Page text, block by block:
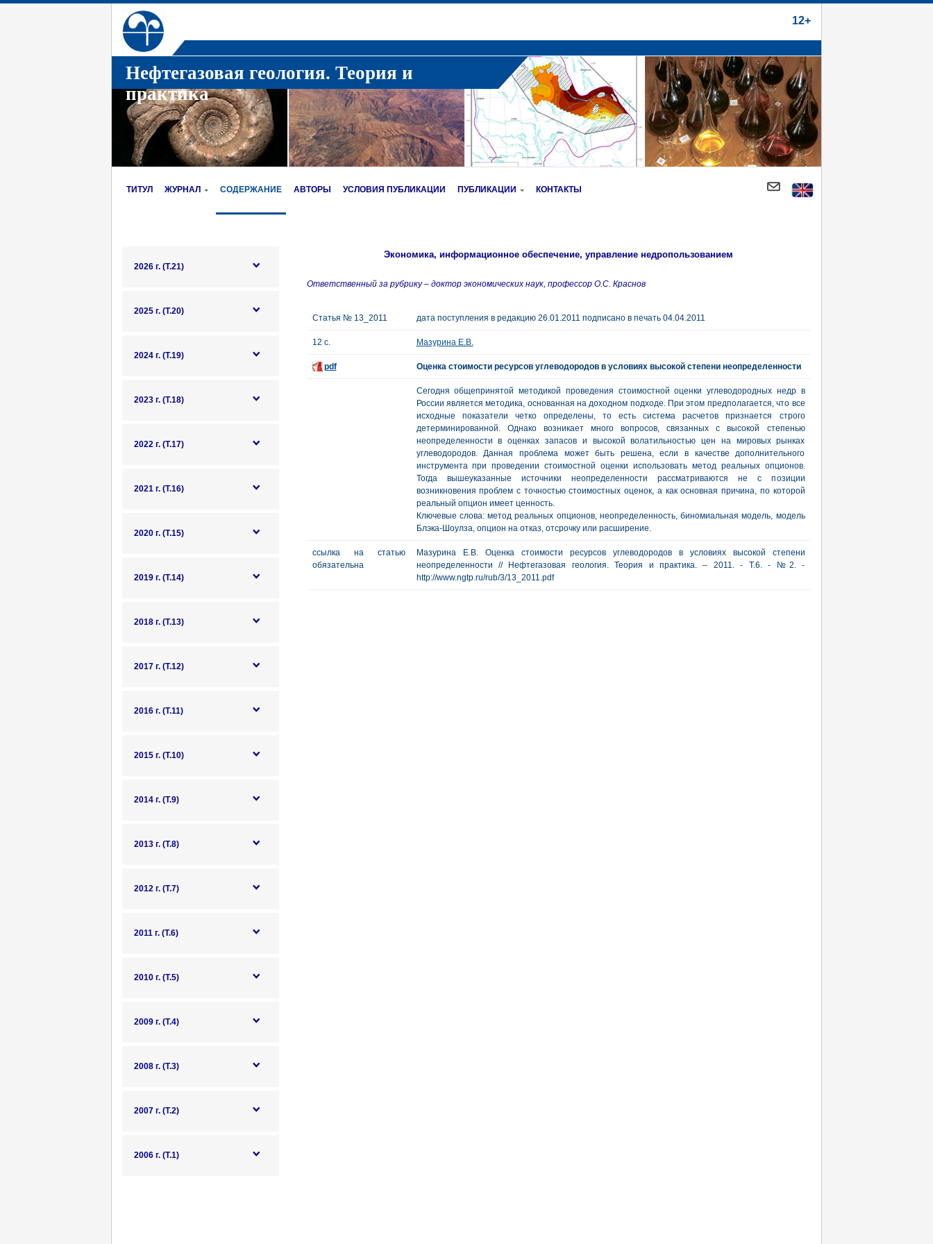
12+
Нефтегазовая геология. Теория и
практика
ТИТУЛ ЖУРНАЛ СОДЕРЖАНИЕ АВТОРЫ УСЛОВИЯ ПУБЛИКАЦИИ ПУБЛИКАЦИИ КОНТАКТЫ
2026 г. (Т.21)
2025 г. (Т.20)
2024 г. (Т.19)
2023 г. (Т.18)
2022 г. (Т.17)
2021 г. (Т.16)
2020 г. (Т.15)
2019 г. (Т.14)
2018 г. (Т.13)
2017 г. (Т.12)
2016 г. (Т.11)
2015 г. (Т.10)
2014 г. (Т.9)
2013 г. (Т.8)
2012 г. (Т.7)
2011 г. (Т.6)
2010 г. (Т.5)
2009 г. (Т.4)
2008 г. (Т.3)
2007 г. (Т.2)
2006 г. (Т.1)
Экономика, информационное обеспечение, управление недропользованием
Ответственный за рубрику – доктор экономических наук, профессор О.С. Краснов
Статья № 13_2011 дата поступления в редакцию 26.01.2011 подписано в печать 04.04.2011
12 с. Мазурина Е.В.
pdf Оценка стоимости ресурсов углеводородов в условиях высокой степени неопределенности
Сегодня общепринятой методикой проведения стоимостной оценки углеводородных недр в
России является методика, основанная на доходном подходе. При этом предполагается, что все
исходные показатели четко определены, то есть система расчетов признается строго
детерминированной. Однако возникает много вопросов, связанных с высокой степенью
неопределенности в оценках запасов и высокой волатильностью цен на мировых рынках
углеводородов. Данная проблема может быть решена, если в качестве дополнительного
инструмента при проведении стоимостной оценки использовать метод реальных опционов.
Тогда вышеуказанные источники неопределенности рассматриваются не с позиции
возникновения проблем с точностью стоимостных оценок, а как основная причина, по которой
реальный опцион имеет ценность.
Ключевые слова: метод реальных опционов, неопределенность, биномиальная модель, модель
Блэка-Шоулза, опцион на отказ, отсрочку или расширение.
ссылка на статью
обязательна
Мазурина Е.В. Оценка стоимости ресурсов углеводородов в условиях высокой степени
неопределенности // Нефтегазовая геология. Теория и практика. – 2011. - Т.6. - №2. -
http://www.ngtp.ru/rub/3/13_2011.pdf